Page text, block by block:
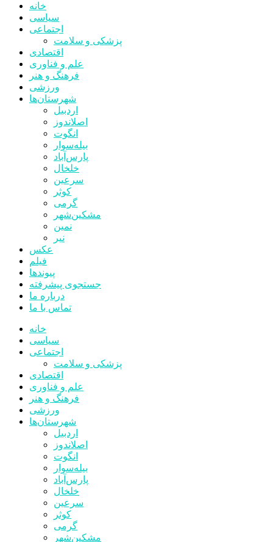
خانه
سیاسی
اجتماعی
پزشکی و سلامت
اقتصادی
علم و فناوری
فرهنگ و هنر
ورزشی
شهرستان‌ها
اردبیل
اصلاندوز
انگوت
بیله‌سوار
پارس‌آباد
خلخال
سرعین
کوثر
گرمی
مشکین‌شهر
نمین
نیر
عکس
فیلم
پیوندها
جستجوی پیشرفته
درباره ما
تماس با ما
خانه
سیاسی
اجتماعی
پزشکی و سلامت
اقتصادی
علم و فناوری
فرهنگ و هنر
ورزشی
شهرستان‌ها
اردبیل
اصلاندوز
انگوت
بیله‌سوار
پارس‌آباد
خلخال
سرعین
کوثر
گرمی
مشکین‌شهر